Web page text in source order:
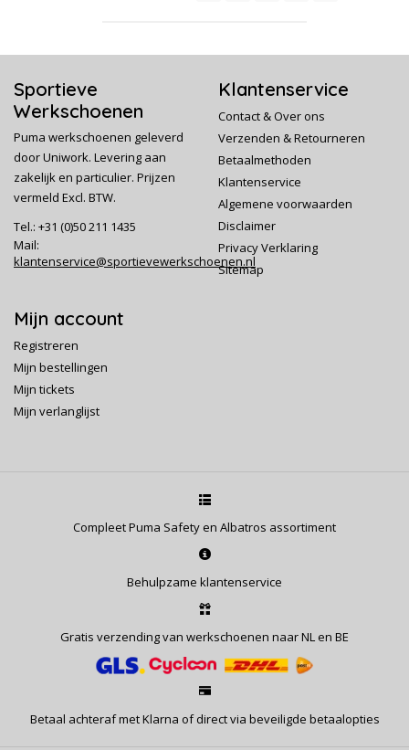
Sportieve
Werkschoenen
Puma werkschoenen geleverd
door Uniwork. Levering aan
zakelijk en particulier. Prijzen
vermeld Excl. BTW.
Tel.: +31 (0)50 211 1435
Mail:
klantenservice@sportievewerkschoenen.nl
Klantenservice
Contact & Over ons
Verzenden & Retourneren
Betaalmethoden
Klantenservice
Algemene voorwaarden
Disclaimer
Privacy Verklaring
Sitemap
Mijn account
Registreren
Mijn bestellingen
Mijn tickets
Mijn verlanglijst
Compleet Puma Safety en Albatros assortiment
Behulpzame klantenservice
Gratis verzending van werkschoenen naar NL en BE
Betaal achteraf met Klarna of direct via beveiligde betaalopties